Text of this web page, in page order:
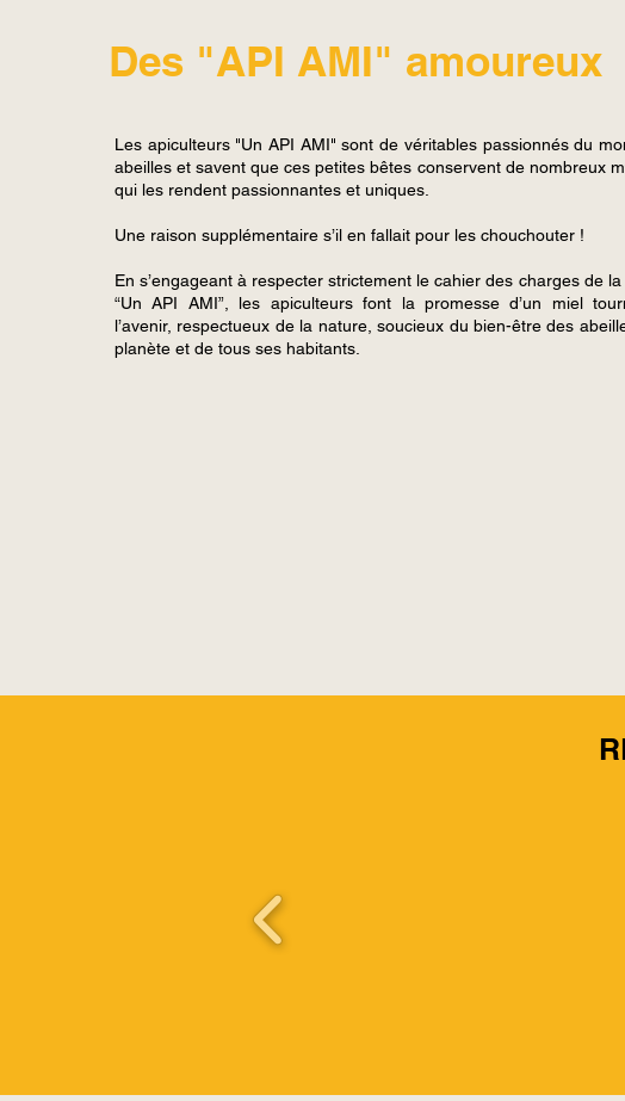
Des "API AMI" amoureux
Les apiculteurs "Un API AMI" sont de véritables passionnés du
abeilles et savent que ces petites bêtes conservent de nombreux
qui les rendent passionnantes et uniques.
Une raison supplémentaire s’il en fallait pour les chouchouter !
En s’engageant à respecter strictement le cahier des charges de
“Un API AMI”, les apiculteurs font la promesse d’un miel
l’avenir, respectueux de la nature, soucieux du bien-être des
planète et de tous ses habitants.